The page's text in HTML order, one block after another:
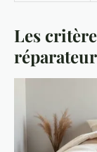
Les